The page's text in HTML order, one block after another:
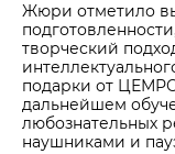
Жюри отметило
творческий
подарки от
дальнейшем
любознательных
наушниками и